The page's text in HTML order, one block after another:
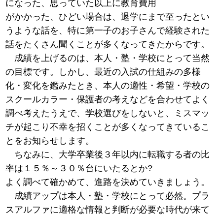
になった、思っていた以上に教育費用
がかかった、ひどい場合は、退学にまで至ったとい
うような話を、特に第一子のお子さんで経験された
話をたくさん聞くことが多くなってきたからです。
成績を上げるのは、本人・塾・学校にとって当然
の目標です。しかし、最近の入試の仕組みの多様
化・変化を鑑みたとき、本人の適性・希望・学校の
スクールカラー・保護者の考えなどを合わせてよく
調べ考えたうえで、学校選びをしないと、ミスマッ
チが起こり不幸を招くことが多くなってきているこ
とをお知らせします。
ちなみに、大学卒業後３年以内に転職する者の比
率は１５％～３０％台にいたるとか?
よく調べて確かめて、進路を決めていきましょう。
成績アップは本人・塾・学校にとって必然。プラ
スアルファに適格な情報と判断が必要な時代が来て